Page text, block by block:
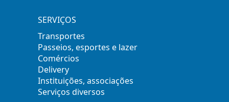
SERVIÇOS
Transportes
Passeios, esportes e lazer
Comércios
Delivery
Instituições, associações
Serviços diversos